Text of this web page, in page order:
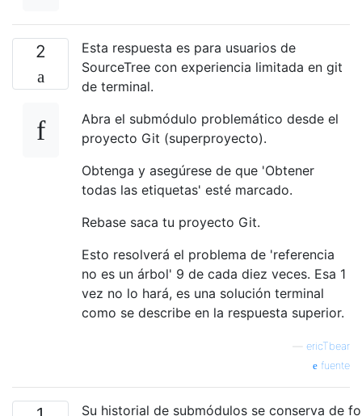
2
Esta respuesta es para usuarios de
SourceTree con experiencia limitada en git
de terminal.
Abra el submódulo problemático desde el
proyecto Git (superproyecto).
Obtenga y asegúrese de que 'Obtener
todas las etiquetas' esté marcado.
Rebase saca tu proyecto Git.
Esto resolverá el problema de 'referencia
no es un árbol' 9 de cada diez veces. Esa 1
vez no lo hará, es una solución terminal
como se describe en la respuesta superior.
ericTbear
fuente
Su historial de submódulos se conserva de